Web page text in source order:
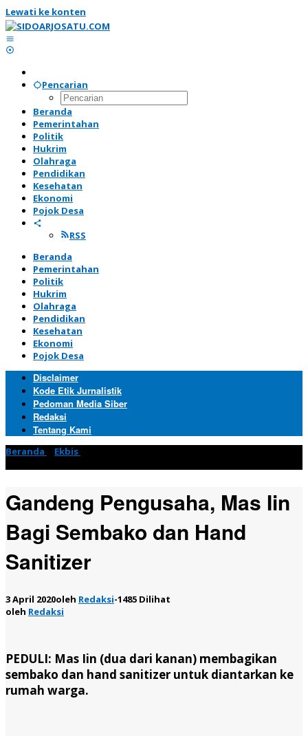
Lewati ke konten
Pencarian
Beranda
Pemerintahan
Politik
Hukrim
Olahraga
Pendidikan
Kesehatan
Ekonomi
Pojok Desa
RSS
Beranda
Pemerintahan
Politik
Hukrim
Olahraga
Pendidikan
Kesehatan
Ekonomi
Pojok Desa
Disclaimer
Kode Etik Jurnalistik
Pedoman Media Siber
Redaksi
Tentang Kami
Beranda Ekbis
Gandeng Pengusaha, Mas Iin
Bagi Sembako dan Hand
Sanitizer
3 April 2020oleh Redaksi-1485 Dilihat
oleh Redaksi
PEDULI: Mas Iin (dua dari kanan) membagikan
sembako dan hand sanitizer untuk diantarkan ke
rumah warga.